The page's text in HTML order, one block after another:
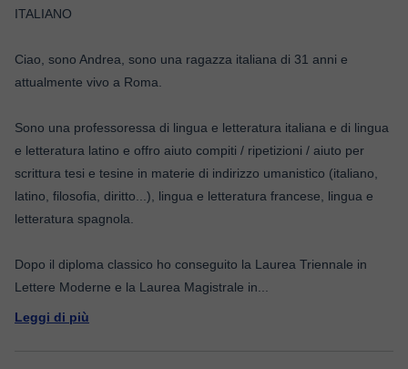
ITALIANO
Ciao, sono Andrea, sono una ragazza italiana di 31 anni e
attualmente vivo a Roma.
Sono una professoressa di lingua e letteratura italiana e di lingua
e letteratura latino e offro aiuto compiti / ripetizioni / aiuto per
scrittura tesi e tesine in materie di indirizzo umanistico (italiano,
latino, filosofia, diritto...), lingua e letteratura francese, lingua e
letteratura spagnola.
Dopo il diploma classico ho conseguito la Laurea Triennale in
Lettere Moderne e la Laurea Magistrale in
Leggi di più